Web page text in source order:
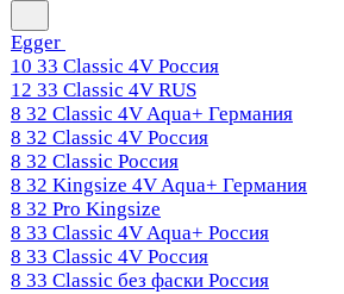
Egger
10 33 Classic 4V Россия
12 33 Classic 4V RUS
8 32 Classic 4V Aqua+ Германия
8 32 Classic 4V Россия
8 32 Classic Россия
8 32 Kingsize 4V Aqua+ Германия
8 32 Pro Kingsize
8 33 Classic 4V Aqua+ Россия
8 33 Classic 4V Россия
8 33 Classic без фаски Россия